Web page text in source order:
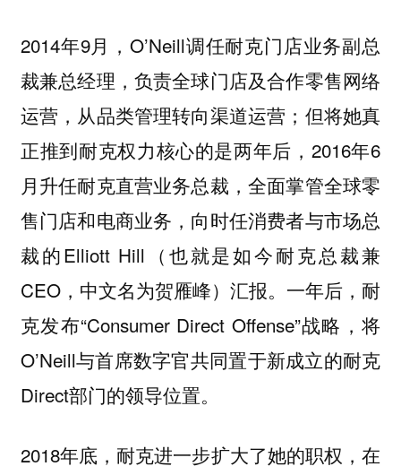
2014年9月，O’Neill调任耐克门店业务副总
裁兼总经理，负责全球门店及合作零售网络
运营，从品类管理转向渠道运营；但将她真
正推到耐克权力核心的是两年后，2016年6
月升任耐克直营业务总裁，全面掌管全球零
售门店和电商业务，向时任消费者与市场总
裁的Elliott Hill（也就是如今耐克总裁兼
CEO，中文名为贺雁峰）汇报。一年后，耐
克发布“Consumer Direct Offense”战略，将
O’Neill与首席数字官共同置于新成立的耐克
Direct部门的领导位置。
2018年底，耐克进一步扩大了她的职权，在